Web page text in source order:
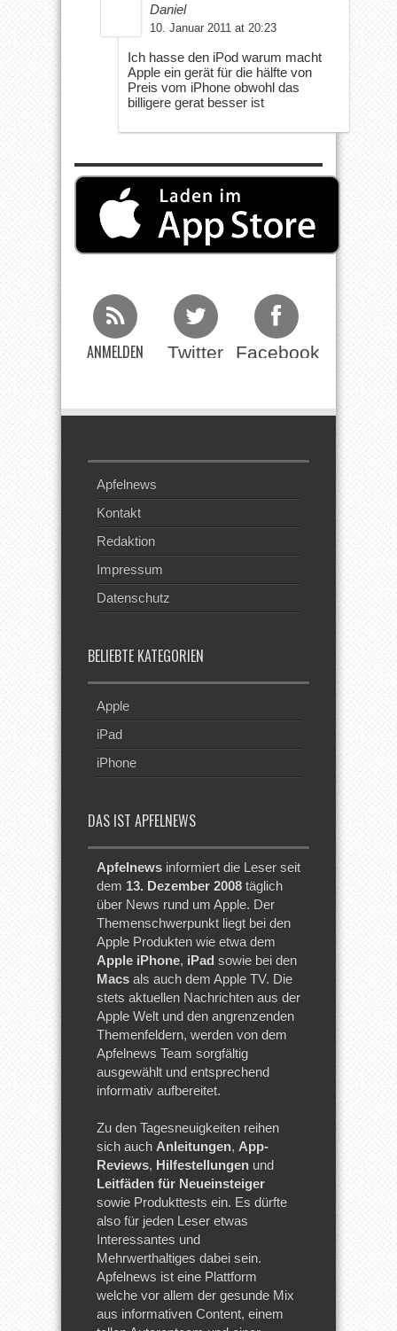
Daniel
10. Januar 2011 at 20:23
Ich hasse den iPod warum macht
Apple ein gerät für die hälfte von
Preis vom iPhone obwohl das
billigere gerat besser ist
ANMELDEN Twitter Facebook
Apfelnews
Kontakt
Redaktion
Impressum
Datenschutz
BELIEBTE KATEGORIEN
Apple
iPad
iPhone
DAS IST APFELNEWS
Apfelnews informiert die Leser seit
dem 13. Dezember 2008 täglich
über News rund um Apple. Der
Themenschwerpunkt liegt bei den
Apple Produkten wie etwa dem
Apple iPhone, iPad sowie bei den
Macs als auch dem Apple TV. Die
stets aktuellen Nachrichten aus der
Apple Welt und den angrenzenden
Themenfeldern, werden von dem
Apfelnews Team sorgfältig
ausgewählt und entsprechend
informativ aufbereitet.
Zu den Tagesneuigkeiten reihen
sich auch Anleitungen, App-
Reviews, Hilfestellungen und
Leitfäden für Neueinsteiger
sowie Produkttests ein. Es dürfte
also für jeden Leser etwas
Interessantes und
Mehrwerthaltiges dabei sein.
Apfelnews ist eine Plattform
welche vor allem der gesunde Mix
aus informativen Content, einem